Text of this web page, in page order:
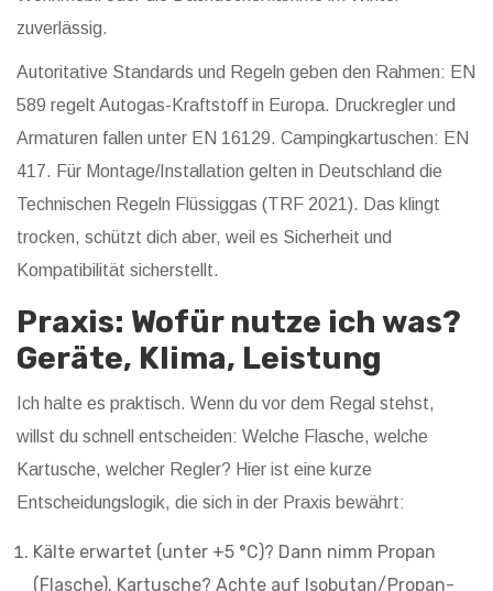
zuverlässig.
Autoritative Standards und Regeln geben den Rahmen: EN
589 regelt Autogas-Kraftstoff in Europa. Druckregler und
Armaturen fallen unter EN 16129. Campingkartuschen: EN
417. Für Montage/Installation gelten in Deutschland die
Technischen Regeln Flüssiggas (TRF 2021). Das klingt
trocken, schützt dich aber, weil es Sicherheit und
Kompatibilität sicherstellt.
Praxis: Wofür nutze ich was?
Geräte, Klima, Leistung
Ich halte es praktisch. Wenn du vor dem Regal stehst,
willst du schnell entscheiden: Welche Flasche, welche
Kartusche, welcher Regler? Hier ist eine kurze
Entscheidungslogik, die sich in der Praxis bewährt:
Kälte erwartet (unter +5 °C)? Dann nimm Propan
(Flasche). Kartusche? Achte auf Isobutan/Propan-